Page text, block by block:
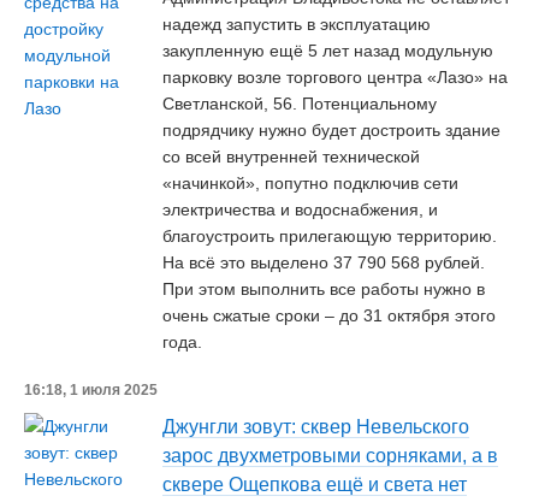
надежд запустить в эксплуатацию
закупленную ещё 5 лет назад модульную
парковку возле торгового центра «Лазо» на
Светланской, 56. Потенциальному
подрядчику нужно будет достроить здание
со всей внутренней технической
«начинкой», попутно подключив сети
электричества и водоснабжения, и
благоустроить прилегающую территорию.
На всё это выделено 37 790 568 рублей.
При этом выполнить все работы нужно в
очень сжатые сроки – до 31 октября этого
года.
16:18, 1 июля 2025
Джунгли зовут: сквер Невельского
зарос двухметровыми сорняками, а в
сквере Ощепкова ещё и света нет